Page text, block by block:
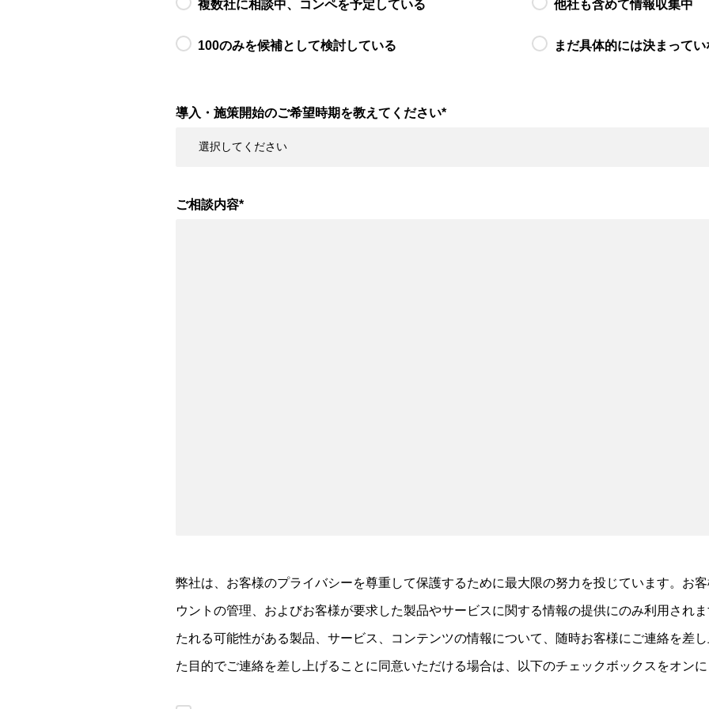
複数社に相談中、コンペを予定している 他社も含めて情報収集中
100のみを候補として検討している まだ具体的には決まってい
導入・施策開始のご希望時期を教えてください*
ご相談内容*
弊社は、お客様のプライバシーを尊重して保護するために最大限の努力を投じています。お
ウントの管理、およびお客様が要求した製品やサービスに関する情報の提供にのみ利用され
たれる可能性がある製品、サービス、コンテンツの情報について、随時お客様にご連絡を差
た目的でご連絡を差し上げることに同意いただける場合は、以下のチェックボックスをオン